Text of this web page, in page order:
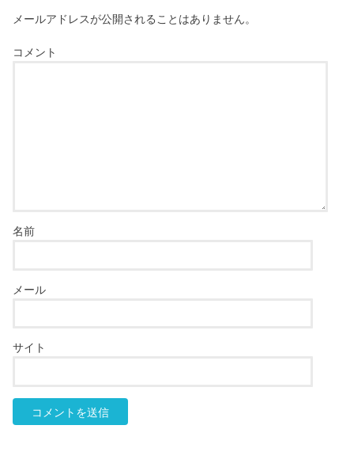
メールアドレスが公開されることはありません。
コメント
名前
メール
サイト